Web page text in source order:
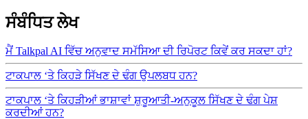
ਸੰਬੰਧਿਤ ਲੇਖ
ਮੈਂ Talkpal AI ਵਿੱਚ ਅਨੁਵਾਦ ਸਮੱਸਿਆ ਦੀ ਰਿਪੋਰਟ ਕਿਵੇਂ ਕਰ ਸਕਦਾ ਹਾਂ?
ਟਾਕਪਾਲ ‘ਤੇ ਕਿਹੜੇ ਸਿੱਖਣ ਦੇ ਢੰਗ ਉਪਲਬਧ ਹਨ?
ਟਾਕਪਾਲ ‘ਤੇ ਕਿਹੜੀਆਂ ਭਾਸ਼ਾਵਾਂ ਸ਼ੁਰੂਆਤੀ-ਅਨੁਕੂਲ ਸਿੱਖਣ ਦੇ ਢੰਗ ਪੇਸ਼
ਕਰਦੀਆਂ ਹਨ?